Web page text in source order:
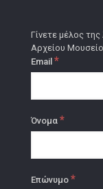
Γίνετε μέλος
Αρχείου
Email *
Όνομα *
Επώνυμο *